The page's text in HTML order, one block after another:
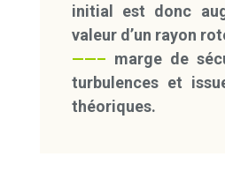
initial est donc
valeur d’un rayon
——– marge de
turbulences et
théoriques.